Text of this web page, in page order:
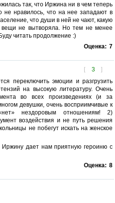
так, что Иржина ни в чем теперь
не нравилось, что на нее западают в
что души в ней не чают, какую
не вытворяла. Но тем не менее
читать продолжение :)
Оценка: 7
[ 3 ]
переключить эмоции и разгрузить
на высокую литературу. Очень
во всех произведениях (и за
девушки, очень восприимчивые к
нездоровым отношениям! 2)
воздействия и не путь решения
не побегут искать на женское
Иржину дает нам приятную героиню с
Оценка: 8